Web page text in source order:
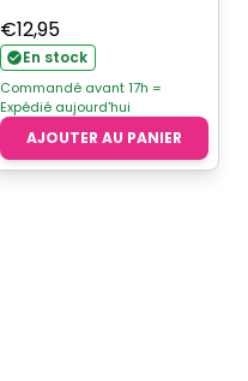
€12,95
En stock
Commandé avant 17h =
Expédié aujourd'hui
AJOUTER AU PANIER